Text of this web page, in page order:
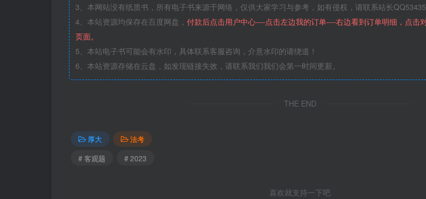
3、本网站没有纸质书，所有电子书来源于网络，仅供大家学习与参考，如有侵权，请联系站长
4、本站资源均保存在百度网盘， 付款后点击用户中心----点击左边我的订单----右边看到订单明细，点击
页面。
5、本站电子书可能会有水印，具体联系客服咨询，介意水印的请绕道！
6、本站资源存储在云盘，如发现链接失效，请联系我们我们会第一时间更新。
THE END
厚大
法考
# 客观题
# 2023
喜欢就支持一下吧